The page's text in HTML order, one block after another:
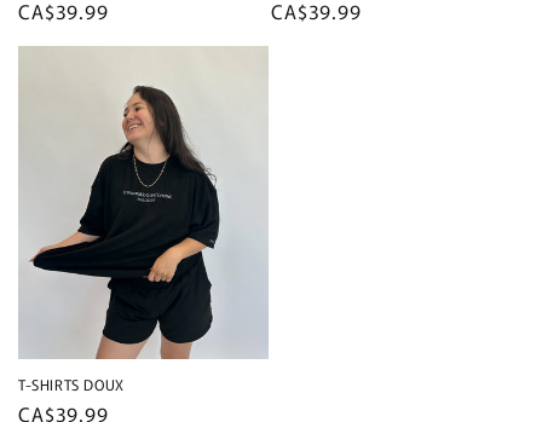
Prix
habituel
CA$39.99
Prix
CA$39.99
T-SHIRTS DOUX
Prix
CA$39.99